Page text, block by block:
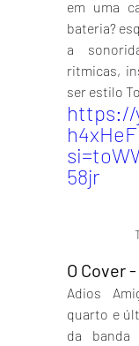
em uma
bateria?
a
ritmicas,
ser estilo
https://
58jr
O Cover
Adios
quarto e
da banda